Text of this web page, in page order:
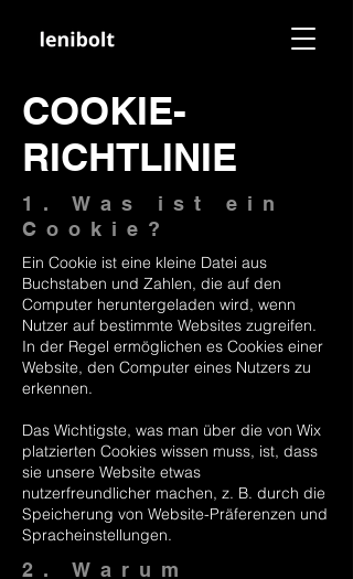
COOKIE-
RICHTLINIE
1. Was ist ein
Cookie?
Ein Cookie ist eine kleine Datei aus
Buchstaben und Zahlen, die auf den
Computer heruntergeladen wird, wenn
Nutzer auf bestimmte Websites zugreifen.
In der Regel ermöglichen es Cookies einer
Website, den Computer eines Nutzers zu
erkennen.
Das Wichtigste, was man über die von Wix
platzierten Cookies wissen muss, ist, dass
sie unsere Website etwas
nutzerfreundlicher machen, z. B. durch die
Speicherung von Website-Präferenzen und
Spracheinstellungen.
2. Warum